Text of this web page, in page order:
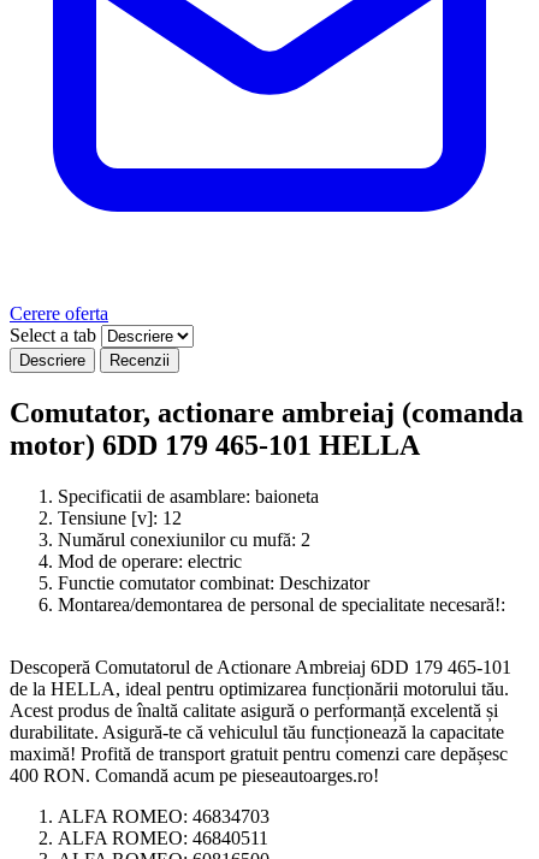
Cerere oferta
Select a tab
Descriere Recenzii
Comutator, actionare ambreiaj (comanda
motor) 6DD 179 465-101 HELLA
Specificatii de asamblare: baioneta
Tensiune [v]: 12
Numărul conexiunilor cu mufă: 2
Mod de operare: electric
Functie comutator combinat: Deschizator
Montarea/demontarea de personal de specialitate necesară!:
Descoperă Comutatorul de Actionare Ambreiaj 6DD 179 465-101
de la HELLA, ideal pentru optimizarea funcționării motorului tău.
Acest produs de înaltă calitate asigură o performanță excelentă și
durabilitate. Asigură-te că vehiculul tău funcționează la capacitate
maximă! Profită de transport gratuit pentru comenzi care depășesc
400 RON. Comandă acum pe pieseautoarges.ro!
ALFA ROMEO: 46834703
ALFA ROMEO: 46840511